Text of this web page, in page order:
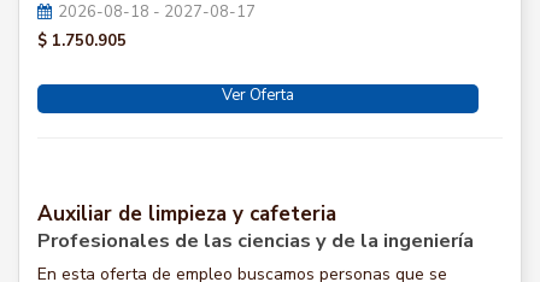
2026-08-18 - 2027-08-17
$ 1.750.905
Ver Oferta
Auxiliar de limpieza y cafeteria
Profesionales de las ciencias y de la ingeniería
En esta oferta de empleo buscamos personas que se